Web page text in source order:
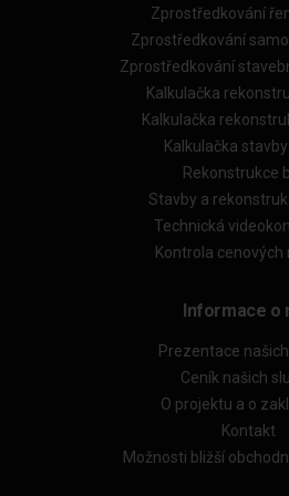
Zprostředkování
Zprostředkování
Zprostředkování
Kalkulačka
Kalkulačka
Kalkulačka
Rekonstrukce
Stavby a
Technická
Kontrola cenových
Informace o
Prezentace
Ceník našich
O projektu a o
Kontakt
Možnosti bližší